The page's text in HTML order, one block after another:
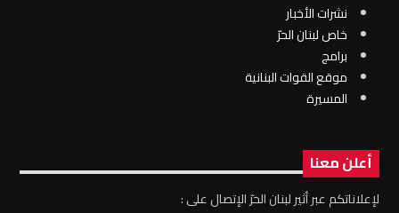
نشرات الأخبار
خاص لبنان الحرّ
برامج
موقع القوات البنانية
المسيرة
أعلن معنا
لإعلاناتكم عبر أثير لبنان الحرّ الإتصال على :